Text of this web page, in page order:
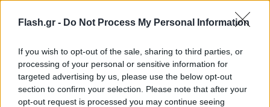
Flash.gr - Do Not Process My Personal Information
If you wish to opt-out of the sale, sharing to third parties, or
processing of your personal or sensitive information for
targeted advertising by us, please use the below opt-out
section to confirm your selection. Please note that after your
opt-out request is processed you may continue seeing